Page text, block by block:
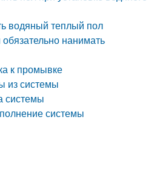
водяный теплый пол
нанимать
к промывке
из системы
системы
системы